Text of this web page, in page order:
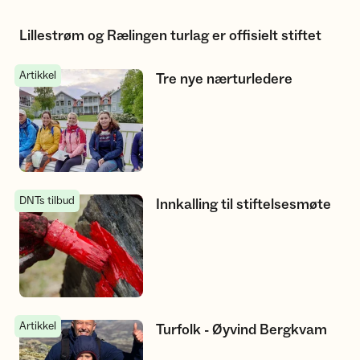
Lillestrøm og Rælingen turlag er offisielt stiftet
Tre nye nærturledere
Artikkel Tre nye nærturledere
Innkalling til stiftelsesmøte
DNTs tilbud Innkalling til stiftelsesmøte
Turfolk - Øyvind Bergkvam
Artikkel Turfolk - Øyvind Bergkvam